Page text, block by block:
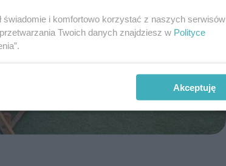
i komfortowo korzystać z naszych serwisów
Twoich danych znajdziesz w Polityce
Akceptuję